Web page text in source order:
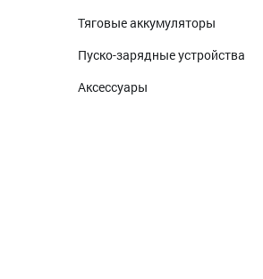
Тяговые аккумуляторы
Пуско-зарядные устройства
Аксессуары